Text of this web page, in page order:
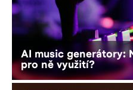
AI music generátory:
pro ně využití?